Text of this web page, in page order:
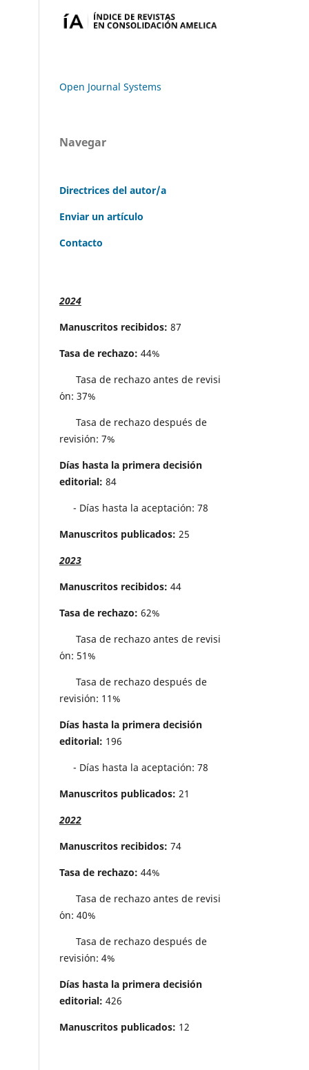
Open Journal Systems
Navegar
Directrices del autor/a
Enviar un artículo
Contacto
2024
Manuscritos recibidos: 87
Tasa de rechazo: 44%
Tasa de rechazo antes de revisi
´on: 37%
Tasa de rechazo después de
revisión: 7%
Días hasta la primera decisión
editorial: 84
- Días hasta la aceptación: 78
Manuscritos publicados: 25
2023
Manuscritos recibidos: 44
Tasa de rechazo: 62%
Tasa de rechazo antes de revisi
´on: 51%
Tasa de rechazo después de
revisión: 11%
Días hasta la primera decisión
editorial: 196
- Días hasta la aceptación: 78
Manuscritos publicados: 21
2022
Manuscritos recibidos: 74
Tasa de rechazo: 44%
Tasa de rechazo antes de revisi
´on: 40%
Tasa de rechazo después de
revisión: 4%
Días hasta la primera decisión
editorial: 426
Manuscritos publicados: 12